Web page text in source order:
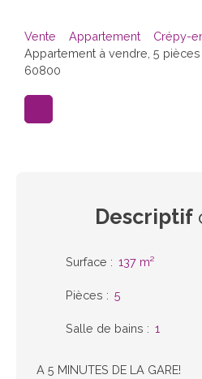
Vente Appartement
Crépy-
Appartement à vendre, 5
60800
Descriptif
Surface : 137 m²
Pièces : 5
Salle de bains : 1
A 5 MINUTES DE LA GARE!